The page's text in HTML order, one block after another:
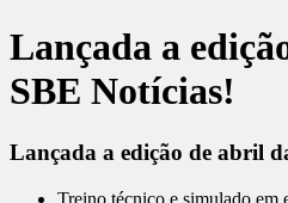
Lançada a
SBE Notícias!
Lançada a edição de abril
Treino técnico e simulado em